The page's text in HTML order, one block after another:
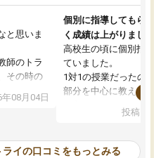
と思いま
師のトラ
その時の
いイメー
08月04日
個別に指導してもらえる
く成績は上がりました。
高校生の頃に個別指導の
ていました。
1対1の授業だったので、
部分を中心に教えてもら
わからないところもそ
もらえたので、勉強への
投稿日：
イの口コミをもっとみる